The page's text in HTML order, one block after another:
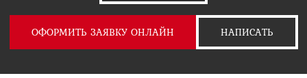
ОФОРМИТЬ ЗАЯВКУ ОНЛАЙН НАПИСАТЬ